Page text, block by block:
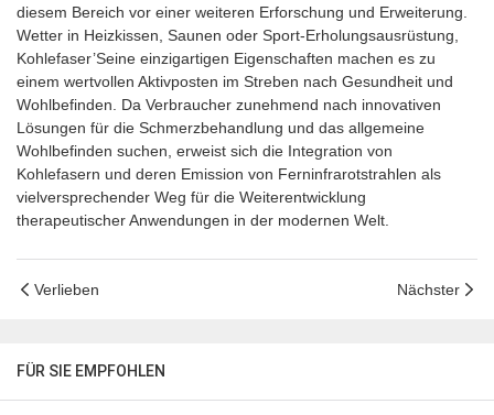
diesem Bereich vor einer weiteren Erforschung und Erweiterung.
Wetter in Heizkissen, Saunen oder Sport-Erholungsausrüstung,
Kohlefaser’Seine einzigartigen Eigenschaften machen es zu
einem wertvollen Aktivposten im Streben nach Gesundheit und
Wohlbefinden. Da Verbraucher zunehmend nach innovativen
Lösungen für die Schmerzbehandlung und das allgemeine
Wohlbefinden suchen, erweist sich die Integration von
Kohlefasern und deren Emission von Ferninfrarotstrahlen als
vielversprechender Weg für die Weiterentwicklung
therapeutischer Anwendungen in der modernen Welt.
Verlieben Nächster
FÜR SIE EMPFOHLEN